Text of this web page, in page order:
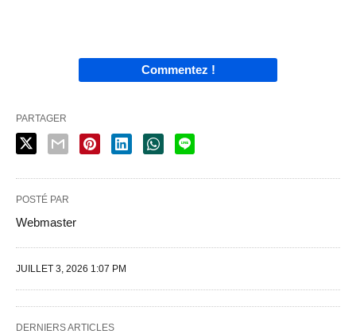
Commentez !
PARTAGER
POSTÉ PAR
Webmaster
JUILLET 3, 2026 1:07 PM
DERNIERS ARTICLES